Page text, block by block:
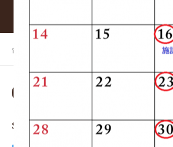
sozai_image_155011 (1)
sozai_image_155011 (1)